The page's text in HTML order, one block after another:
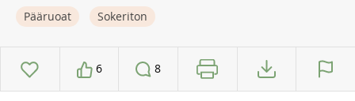
Pääruoat Sokeriton
6 8